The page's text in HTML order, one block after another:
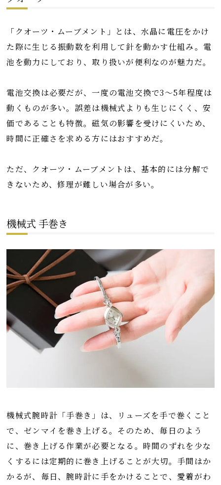
「クオーツ・ムーブメント」とは、水晶に電圧をかけ
た際に生じる振動数を利用して針を動かす仕組み。電
池を動力にしており、取り扱いが便利なのが魅力だ。
電池交換は必要だが、一度の電池交換で3～5年程度は
動くものが多い。誤差は機械式よりも生じにくく、安
価であることも特徴。磁気の影響を受けにくいため、
時間に正確さを求める方にはおすすめだ。
ただ、クオーツ・ムーブメントは、基本的には分解で
きないため、修理が難しい場合が多い。
機械式 手巻き
機械式腕時計「手巻き」は、リューズを手で巻くこと
で、ゼンマイを巻き上げる。そのため、毎日のよう
に、巻き上げる作業が必要となる。時間のずれを少な
くするには定期的に巻き上げることが大切。手間はか
かるが、毎日、腕時計に手をかけることで、愛着がわ